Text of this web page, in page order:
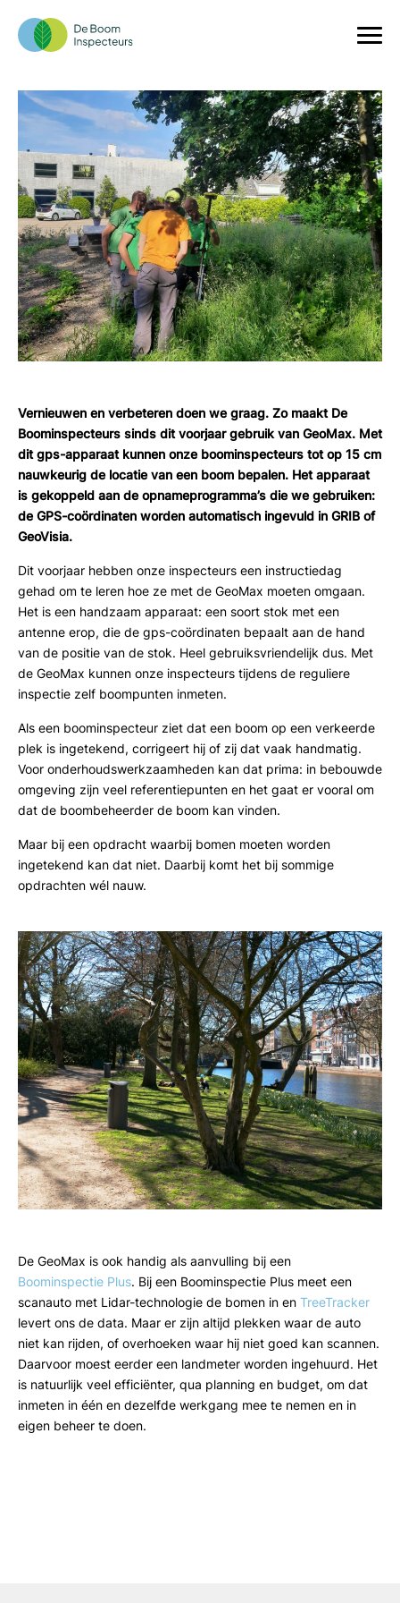
Nieuw: Nauwkeurig bomen intekenen met
GeoMax
Vernieuwen en verbeteren doen we graag. Zo maakt De
Boominspecteurs sinds dit voorjaar gebruik van GeoMax. Met
dit gps-apparaat kunnen onze boominspecteurs tot op 15 cm
nauwkeurig de locatie van een boom bepalen. Het apparaat
is gekoppeld aan de opnameprogramma’s die we gebruiken:
de GPS-coördinaten worden automatisch ingevuld in GRIB of
GeoVisia.
Dit voorjaar hebben onze inspecteurs een instructiedag
gehad om te leren hoe ze met de GeoMax moeten omgaan.
Het is een handzaam apparaat: een soort stok met een
antenne erop, die de gps-coördinaten bepaalt aan de hand
van de positie van de stok. Heel gebruiksvriendelijk dus. Met
de GeoMax kunnen onze inspecteurs tijdens de reguliere
inspectie zelf boompunten inmeten.
Als een boominspecteur ziet dat een boom op een verkeerde
plek is ingetekend, corrigeert hij of zij dat vaak handmatig.
Voor onderhoudswerkzaamheden kan dat prima: in bebouwde
omgeving zijn veel referentiepunten en het gaat er vooral om
dat de boombeheerder de boom kan vinden.
Maar bij een opdracht waarbij bomen moeten worden
ingetekend kan dat niet. Daarbij komt het bij sommige
opdrachten wél nauw.
De GeoMax is ook handig als aanvulling bij een
Boominspectie Plus. Bij een Boominspectie Plus meet een
scanauto met Lidar-technologie de bomen in en TreeTracker
levert ons de data. Maar er zijn altijd plekken waar de auto
niet kan rijden, of overhoeken waar hij niet goed kan scannen.
Daarvoor moest eerder een landmeter worden ingehuurd. Het
is natuurlijk veel efficiënter, qua planning en budget, om dat
inmeten in één en dezelfde werkgang mee te nemen en in
eigen beheer te doen.